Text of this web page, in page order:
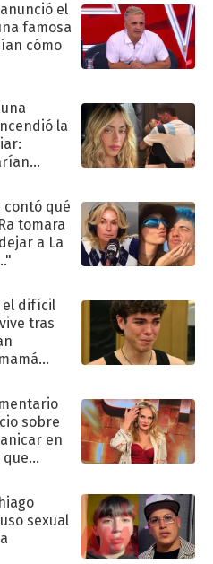
el
famosa
cómo
la
contó qué
tomara
a La
el difícil
tras
sobre
en
que
sexual